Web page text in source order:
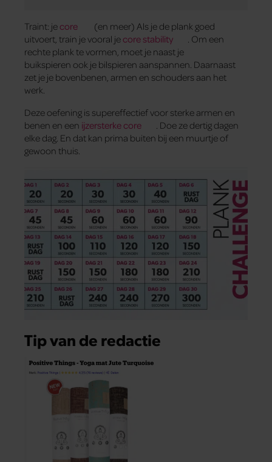
Traint: jecore
(en meer) Als je de plank goed
uitvoert, train je vooral jecore stability
. Om een
rechte plank te vormen, moet je naast je
buikspieren ook je bilspieren aanspannen. Daarnaast
zet je je bovenbenen, armen en schouders aan het
werk.
Deze oefening is supereffectief voor sterke armen en
benen en een ijzersterke core
. Doe ze dertig dagen
elke dag. En dat kan prima buiten bij een muurtje of
gewoon thuis.
Tip van de redactie